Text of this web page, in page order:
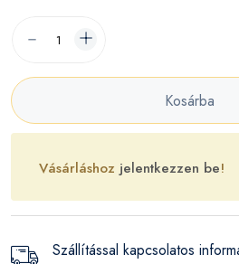
Kosárba
Vásárláshoz jelentkezzen be!
Szállítással kapcsolatos